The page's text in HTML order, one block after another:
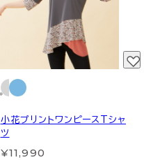
小花プリントワンピースTシャ
ツ
¥11,990